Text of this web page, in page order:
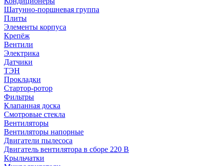
Шатунно-поршневая группа
Плиты
Элементы корпуса
Крепёж
Вентили
Электрика
Датчики
ТЭН
Прокладки
Стартор-ротор
Фильтры
Клапанная доска
Смотровые стекла
Вентиляторы
Вентиляторы напорные
Двигатели пылесоса
Двигатель вентилятора в сборе 220 В
Крыльчатки